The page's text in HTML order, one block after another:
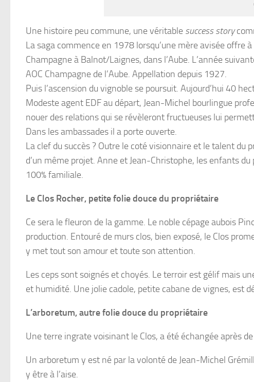
Une histoire peu commune, une véritable success story
La saga commence en 1978 lorsqu’une mère avisée offre
Champagne à Balnot/Laignes, dans l’Aube. L’année
AOC Champagne de l’Aube. Appellation depuis 1927.
Puis l’ascension du vignoble se poursuit. Aujourd’hui 40
Modeste agent EDF au départ, Jean-Michel bourlingue
nouer des relations qui se révèleront fructueuses lui
Dans les ambassades il a porte ouverte.
La clef du succès ? Outre le coté visionnaire et le talent
d’un même projet. Anne et Jean-Christophe, les enfants
100% familiale.
Le Clos Rocher, petite folie douce du propriétaire
Ce sera le fleuron de la gamme. Le noble cépage aubois
production. Entouré de murs clos, bien exposé, le Clos
y met tout son amour et toute son attention.
Les ceps sont soignés et choyés. Le terroir est gélif mais
et humidité. Une jolie cadole, petite cabane de vignes, est
L’arboretum, autre folie douce du propriétaire
Une terre ingrate voisinant le Clos, a été échangée après
Un arboretum y est né par la volonté de Jean-Michel
y être à l’aise.